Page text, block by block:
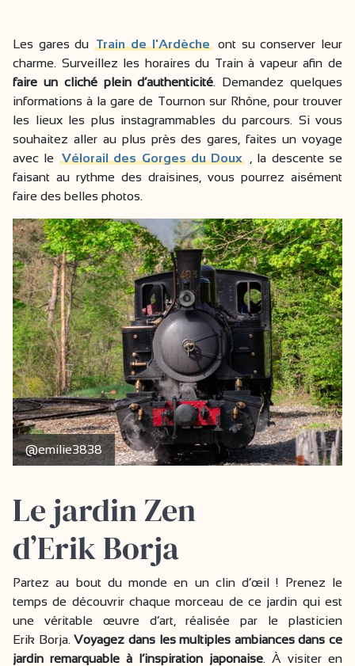
Les gares duTrain de l'Ardèche ont su conserver leur
charme. Surveillez les horaires du Train à vapeur afin de
faire un cliché plein d’authenticité. Demandez quelques
informations à la gare de Tournon sur Rhône, pour trouver
les lieux les plus instagrammables du parcours. Si vous
souhaitez aller au plus près des gares, faites un voyage
avec le
Vélorail des Gorges du Doux, la descente se
faisant au rythme des draisines, vous pourrez aisément
faire des belles photos.
@emilie3838
Le jardin Zen
d’Erik Borja
Partez au bout du monde en un clin d’œil ! Prenez le
temps de découvrir chaque morceau de ce jardin qui est
une véritable œuvre d’art, réalisée par le plasticien
Erik Borja. Voyagez dans les multiples ambiances dans ce
jardin remarquable à l’inspiration japonaise. À visiter en